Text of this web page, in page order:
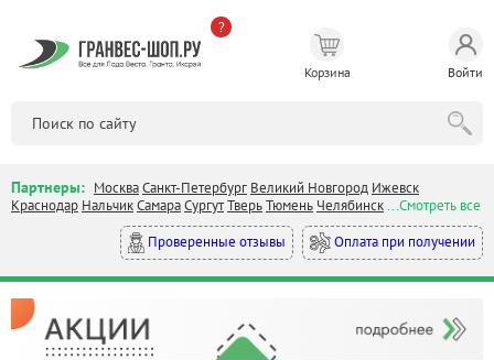
?
Корзина Войти
Партнеры: МоскваСанкт-Петербург Великий Новгород Ижевск
Краснодар НальчикСамараСургутТверьТюмень Челябинск...Смотреть все
Проверенные отзывы
Оплата при получении